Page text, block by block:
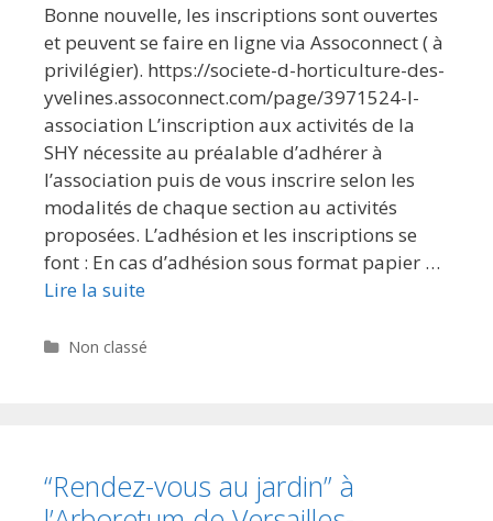
Bonne nouvelle, les inscriptions sont ouvertes
et peuvent se faire en ligne via Assoconnect ( à
privilégier). https://societe-d-horticulture-des-
yvelines.assoconnect.com/page/3971524-l-
association L’inscription aux activités de la
SHY nécessite au préalable d’adhérer à
l’association puis de vous inscrire selon les
modalités de chaque section au activités
proposées. L’adhésion et les inscriptions se
font : En cas d’adhésion sous format papier …
Lire la suite
Catégories
Non classé
“Rendez-vous au jardin” à